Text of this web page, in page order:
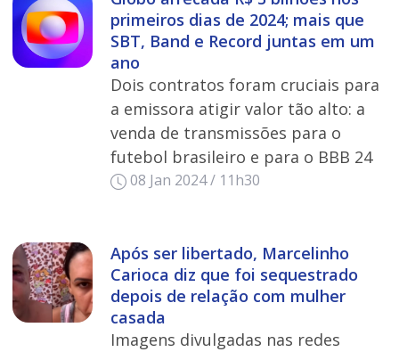
primeiros dias de 2024; mais que
SBT, Band e Record juntas em um
ano
Dois contratos foram cruciais para
a emissora atigir valor tão alto: a
venda de transmissões para o
futebol brasileiro e para o BBB 24
08 Jan 2024 / 11h30
Após ser libertado, Marcelinho
Carioca diz que foi sequestrado
depois de relação com mulher
casada
Imagens divulgadas nas redes